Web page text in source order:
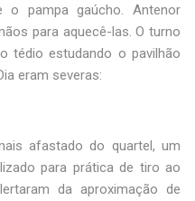
pampa gaúcho. Antenor
para aquecê-las. O turno
tédio estudando o pavilhão
eram severas:
afastado do quartel, um
para prática de tiro ao
da aproximação de